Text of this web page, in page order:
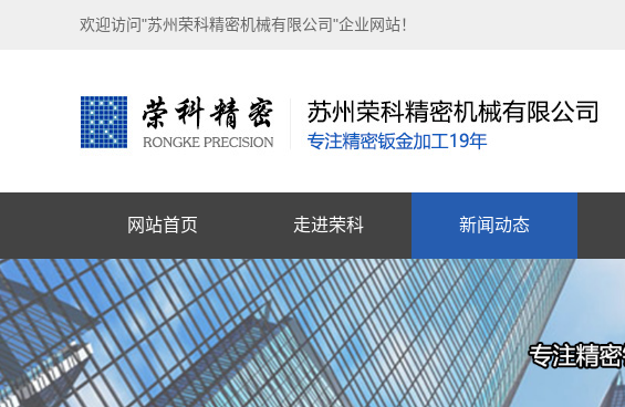
欢迎访问"苏州荣科精密机械有限公司"企业网站！
网站首页 走进荣科 新闻动态